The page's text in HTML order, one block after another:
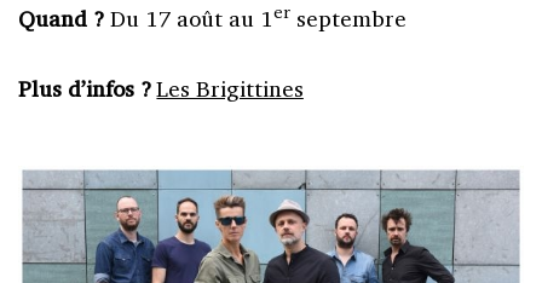
Quand ?Du 17 août au 1er septembre
Plus d’infos ? Les Brigittines